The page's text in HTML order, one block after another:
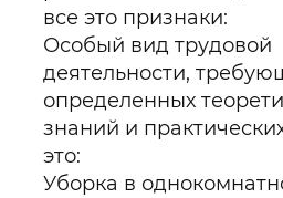
все это признаки:
Особый вид трудовой
деятельности,
определенных
знаний и
это:
Уборка в